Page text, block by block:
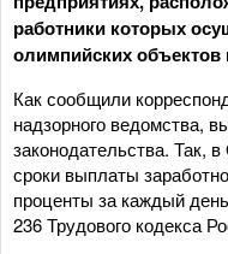
работники которых
олимпийских объектов
Как сообщили
надзорного ведомства,
законодательства.
сроки выплаты
проценты за каждый
236 Трудового кодекса